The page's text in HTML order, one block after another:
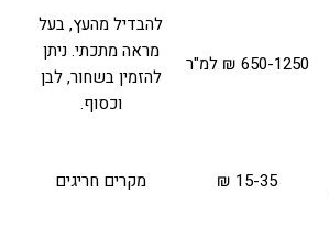
650-1250 ₪ למ"ר
להבדיל מהעץ, בעל
מראה מתכתי. ניתן
להזמין בשחור, לבן
וכסוף.
15-35 ₪ מקרים חריגים